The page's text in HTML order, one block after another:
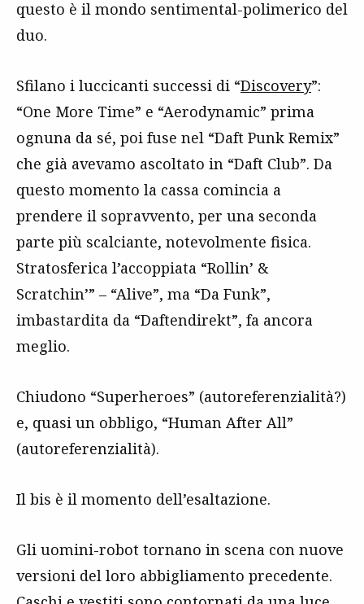
questo è il mondo sentimental-polimerico del
duo.
Sfilano i luccicanti successi di “Discovery”:
“One More Time” e “Aerodynamic” prima
ognuna da sé, poi fuse nel “Daft Punk Remix”
che già avevamo ascoltato in “Daft Club”. Da
questo momento la cassa comincia a
prendere il sopravvento, per una seconda
parte più scalciante, notevolmente fisica.
Stratosferica l’accoppiata “Rollin’ &
Scratchin’” – “Alive”, ma “Da Funk”,
imbastardita da “Daftendirekt”, fa ancora
meglio.
Chiudono “Superheroes” (autoreferenzialità?)
e, quasi un obbligo, “Human After All”
(autoreferenzialità).
Il bis è il momento dell’esaltazione.
Gli uomini-robot tornano in scena con nuove
versioni del loro abbigliamento precedente.